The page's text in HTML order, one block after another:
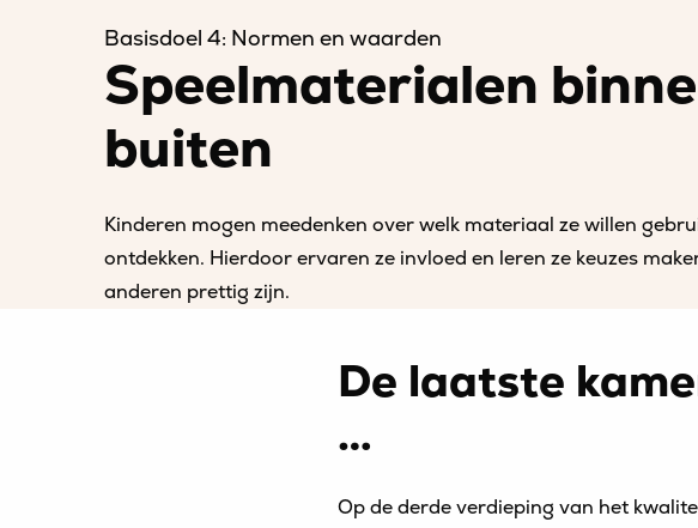
Basisdoel 4: Normen en waarden
Speelmaterialen
buiten
Kinderen mogen meedenken over welk materiaal ze willen
ontdekken. Hierdoor ervaren ze invloed en leren ze keuzes
anderen prettig zijn.
De laatste
…
Op de derde verdieping van het